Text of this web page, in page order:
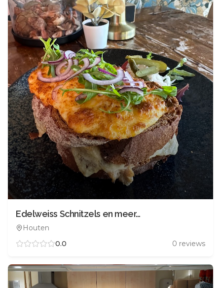
Edelweiss Schnitzels en meer…
Houten
0.0
0 reviews